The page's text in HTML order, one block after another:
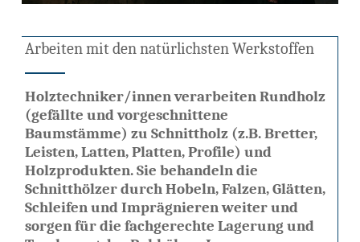
Arbeiten mit den natürlichsten Werkstoffen
Holztechniker/innen verarbeiten Rundholz
(gefällte und vorgeschnittene
Baumstämme) zu Schnittholz (z.B. Bretter,
Leisten, Latten, Platten, Profile) und
Holzprodukten. Sie behandeln die
Schnitthölzer durch Hobeln, Falzen, Glätten,
Schleifen und Imprägnieren weiter und
sorgen für die fachgerechte Lagerung und